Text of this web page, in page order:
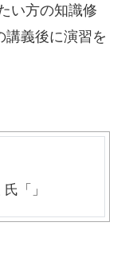
い方の知識修
講義後に演習を
「」